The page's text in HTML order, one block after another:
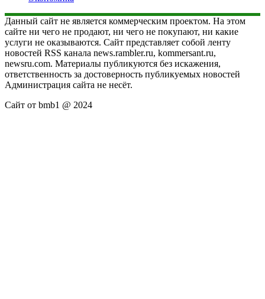
Данный сайт не является коммерческим проектом. На этом
сайте ни чего не продают, ни чего не покупают, ни какие
услуги не оказываются. Сайт представляет собой ленту
новостей RSS канала news.rambler.ru, kommersant.ru,
newsru.com. Материалы публикуются без искажения,
ответственность за достоверность публикуемых новостей
Администрация сайта не несёт.
Сайт от bmb1 @ 2024